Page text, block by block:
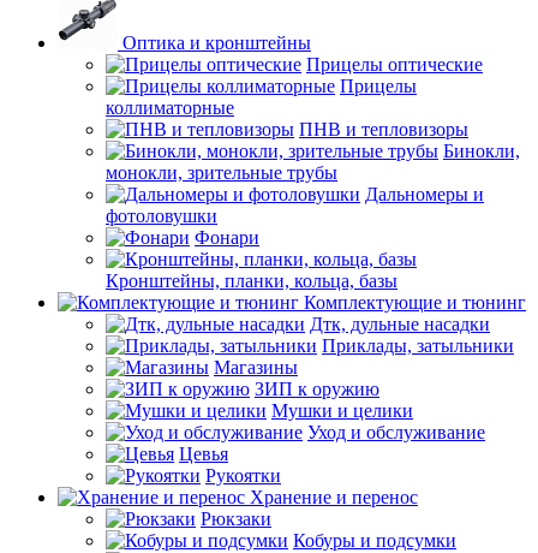
Оптика и кронштейны
Прицелы оптические
Прицелы
коллиматорные
ПНВ и тепловизоры
Бинокли,
монокли, зрительные трубы
Дальномеры и
фотоловушки
Фонари
Кронштейны, планки, кольца, базы
Комплектующие и тюнинг
Дтк, дульные насадки
Приклады, затыльники
Магазины
ЗИП к оружию
Мушки и целики
Уход и обслуживание
Цевья
Рукоятки
Хранение и перенос
Рюкзаки
Кобуры и подсумки